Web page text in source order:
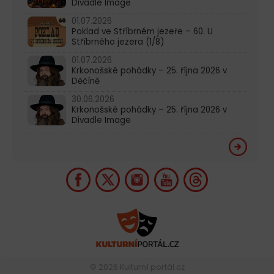
Divadle Image
01.07.2026
Poklad ve Stříbrném jezeře – 60. U
Stříbrného jezera (1/8)
01.07.2026
Krkonošské pohádky – 25. října 2026 v
Děčíně
30.06.2026
Krkonošské pohádky – 25. října 2026 v
Divadle Image
© 2026 Kulturní portál.cz